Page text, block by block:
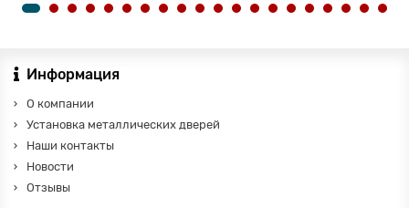
Информация
О компании
Установка металлических дверей
Наши контакты
Новости
Отзывы